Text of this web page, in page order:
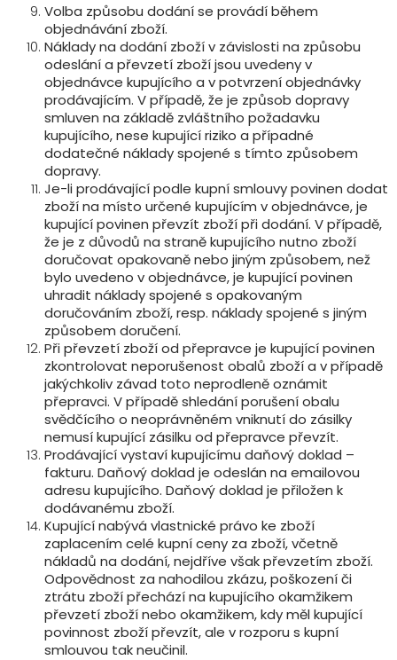
Volba způsobu dodání se provádí během
objednávání zboží.
Náklady na dodání zboží v závislosti na způsobu
odeslání a převzetí zboží jsou uvedeny v
objednávce kupujícího a v potvrzení objednávky
prodávajícím. V případě, že je způsob dopravy
smluven na základě zvláštního požadavku
kupujícího, nese kupující riziko a případné
dodatečné náklady spojené s tímto způsobem
dopravy.
Je-li prodávající podle kupní smlouvy povinen dodat
zboží na místo určené kupujícím v objednávce, je
kupující povinen převzít zboží při dodání. V případě,
že je z důvodů na straně kupujícího nutno zboží
doručovat opakovaně nebo jiným způsobem, než
bylo uvedeno v objednávce, je kupující povinen
uhradit náklady spojené s opakovaným
doručováním zboží, resp. náklady spojené s jiným
způsobem doručení.
Při převzetí zboží od přepravce je kupující povinen
zkontrolovat neporušenost obalů zboží a v případě
jakýchkoliv závad toto neprodleně oznámit
přepravci. V případě shledání porušení obalu
svědčícího o neoprávněném vniknutí do zásilky
nemusí kupující zásilku od přepravce převzít.
Prodávající vystaví kupujícímu daňový doklad –
fakturu. Daňový doklad je odeslán na emailovou
adresu kupujícího. Daňový doklad je přiložen k
dodávanému zboží.
Kupující nabývá vlastnické právo ke zboží
zaplacením celé kupní ceny za zboží, včetně
nákladů na dodání, nejdříve však převzetím zboží.
Odpovědnost za nahodilou zkázu, poškození či
ztrátu zboží přechází na kupujícího okamžikem
převzetí zboží nebo okamžikem, kdy měl kupující
povinnost zboží převzít, ale v rozporu s kupní
smlouvou tak neučinil.